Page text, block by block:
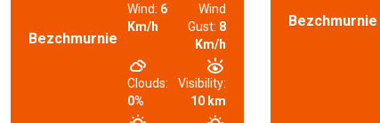
Bezchmurnie
Wind: 6
Km/h
Wind
Gust: 8
Km/h
Clouds:
0%
Visibility:
10 km
Bezchmurnie